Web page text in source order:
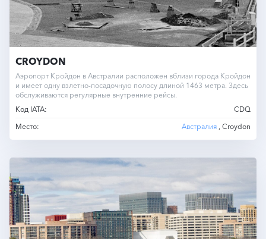
CROYDON
Аэропорт Кройдон в Австралии расположен вблизи города Кройдон
и имеет одну взлетно-посадочную полосу длиной 1463 метра. Здесь
обслуживаются регулярные внутренние рейсы.
Код IATA:
CDQ
Место:
Австралия , Croydon